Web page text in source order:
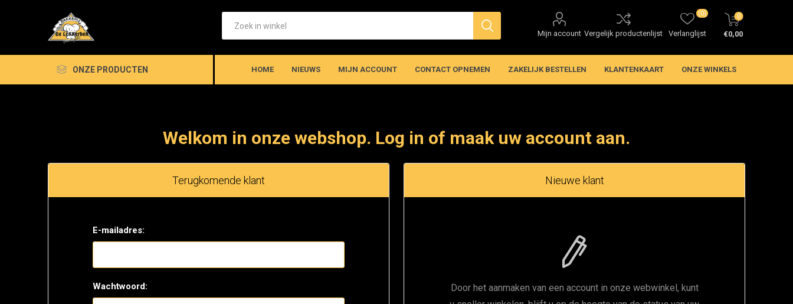
Mijn account Vergelijk productenlijst Verlanglijst
(0) 0
€0,00
ONZE PRODUCTEN HOME NIEUWS MIJN ACCOUNT CONTACT OPNEMEN ZAKELIJK BESTELLEN KLANTENKAART ONZE WINKELS
Welkom in onze webshop. Log in of maak uw account aan.
Nieuwe klant
Door het aanmaken van een account in onze webwinkel, kunt
Terugkomende klant
E-mailadres:
Wachtwoord: